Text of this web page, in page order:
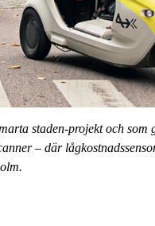
staden-projekt och
– där